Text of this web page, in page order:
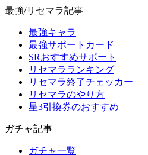
最強/リセマラ記事
最強キャラ
最強サポートカード
SRおすすめサポート
リセマラランキング
リセマラ終了チェッカー
リセマラのやり方
星3引換券のおすすめ
ガチャ記事
ガチャ一覧